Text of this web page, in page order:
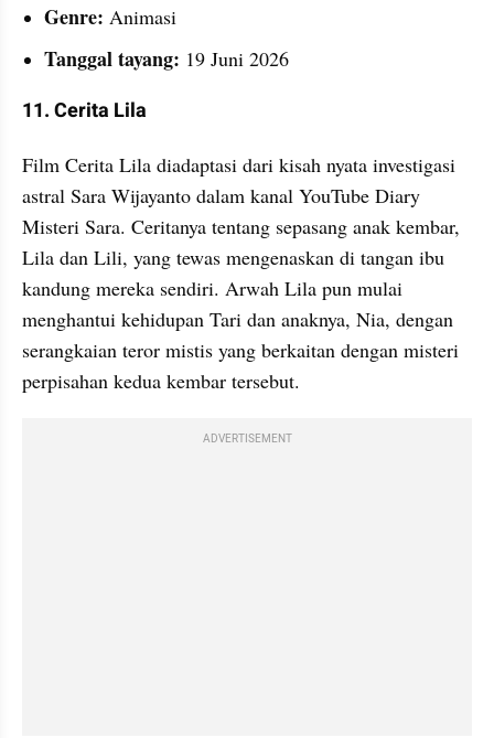
Genre: Animasi
Tanggal tayang: 19 Juni 2026
11. Cerita Lila
Film Cerita Lila diadaptasi dari kisah nyata investigasi
astral Sara Wijayanto dalam kanal YouTube Diary
Misteri Sara. Ceritanya tentang sepasang anak kembar,
Lila dan Lili, yang tewas mengenaskan di tangan ibu
kandung mereka sendiri. Arwah Lila pun mulai
menghantui kehidupan Tari dan anaknya, Nia, dengan
serangkaian teror mistis yang berkaitan dengan misteri
perpisahan kedua kembar tersebut.
ADVERTISEMENT